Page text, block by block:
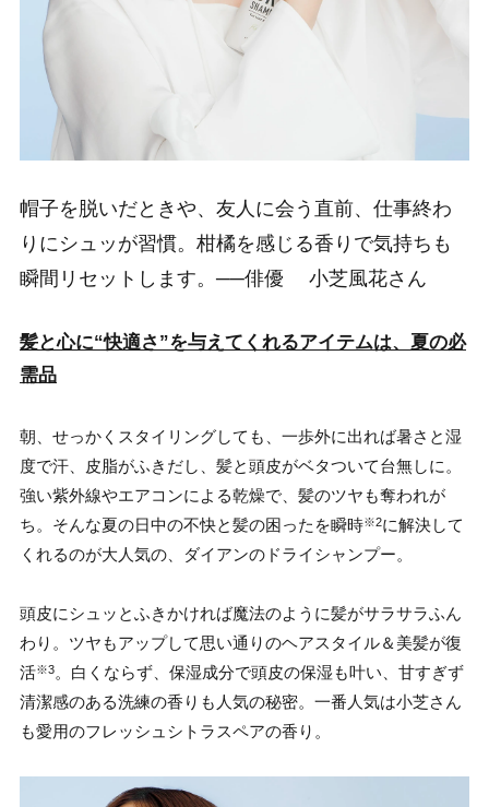
帽子を脱いだときや、友人に会う直前、仕事終わ
りにシュッが習慣。柑橘を感じる香りで気持ちも
瞬間リセットします。──俳優 小芝風花さん
髪と心に“快適さ”を与えてくれるアイテムは、夏の必
需品
朝、せっかくスタイリングしても、一歩外に出れば暑さと湿
度で汗、皮脂がふきだし、髪と頭皮がベタついて台無しに。
強い紫外線やエアコンによる乾燥で、髪のツヤも奪われが
ち。そんな夏の日中の不快と髪の困ったを瞬時※2に解決して
くれるのが大人気の、ダイアンのドライシャンプー。
頭皮にシュッとふきかければ魔法のように髪がサラサラふん
わり。ツヤもアップして思い通りのヘアスタイル＆美髪が復
活※3。白くならず、保湿成分で頭皮の保湿も叶い、甘すぎず
清潔感のある洗練の香りも人気の秘密。一番人気は小芝さん
も愛用のフレッシュシトラスペアの香り。